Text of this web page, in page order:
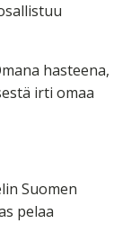
hasteena,
irti omaa
Suomen
pelaa